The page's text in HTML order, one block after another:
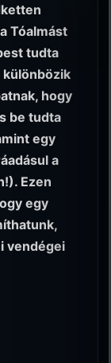
Tóalmást
tudta
hogy
be tudta
egy
a
Ezen
egy
vendégei